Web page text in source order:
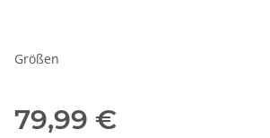
Größen
79,99 €